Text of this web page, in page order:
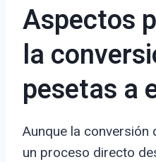
Aspectos
la
pesetas a
Aunque la conversión
un proceso directo